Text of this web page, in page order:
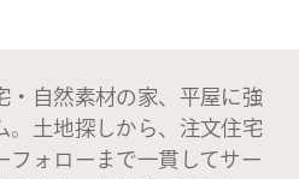
・自然素材の家、平屋に強
。土地探しから、注文住宅
フォローまで一貫してサー